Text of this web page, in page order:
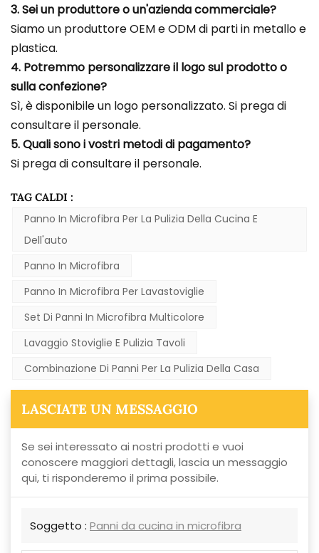
3. Sei un produttore o un'azienda commerciale?
Siamo un produttore OEM e ODM di parti in metallo e
plastica.
4. Potremmo personalizzare il logo sul prodotto o
sulla confezione?
Sì, è disponibile un logo personalizzato. Si prega di
consultare il personale.
5. Quali sono i vostri metodi di pagamento?
Si prega di consultare il personale.
TAG CALDI :
Panno In Microfibra Per La Pulizia Della Cucina E
Dell'auto
Panno In Microfibra
Panno In Microfibra Per Lavastoviglie
Set Di Panni In Microfibra Multicolore
Lavaggio Stoviglie E Pulizia Tavoli
Combinazione Di Panni Per La Pulizia Della Casa
LASCIATE UN MESSAGGIO
Se sei interessato ai nostri prodotti e vuoi
conoscere maggiori dettagli, lascia un messaggio
qui, ti risponderemo il prima possibile.
Soggetto : Panni da cucina in microfibra